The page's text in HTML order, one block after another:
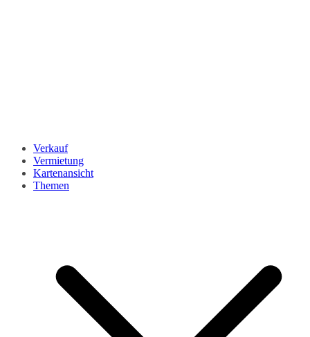
Verkauf
Vermietung
Kartenansicht
Themen